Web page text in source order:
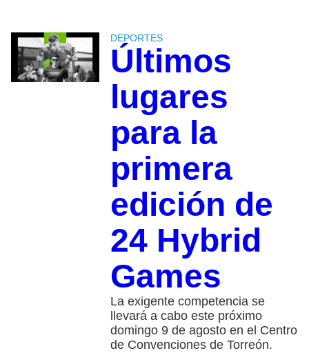
DEPORTES
Últimos
lugares
para la
primera
edición de
24 Hybrid
Games
La exigente competencia se
llevará a cabo este próximo
domingo 9 de agosto en el Centro
de Convenciones de Torreón.